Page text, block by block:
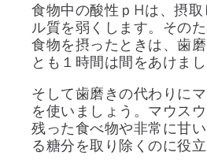
食物中の酸性ｐHは、摂取
ル質を弱くします。その
食物を摂ったときは、歯
とも１時間は間をあけまし
そして歯磨きの代わりに
を使いましょう。マウス
残った食べ物や非常に甘
る糖分を取り除くのに役立